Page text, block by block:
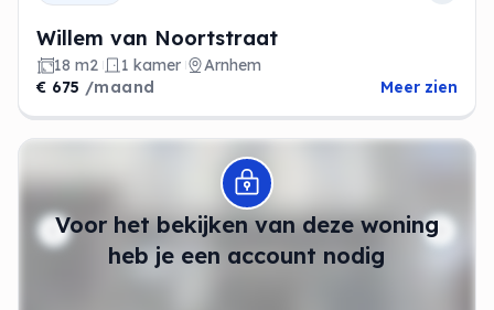
Willem van Noortstraat
18 m2 1 kamer
Arnhem
€ 675 /maand Meer zien
Voor het bekijken van deze woning
heb je een account nodig
Modal openen